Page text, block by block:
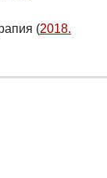
(2018.